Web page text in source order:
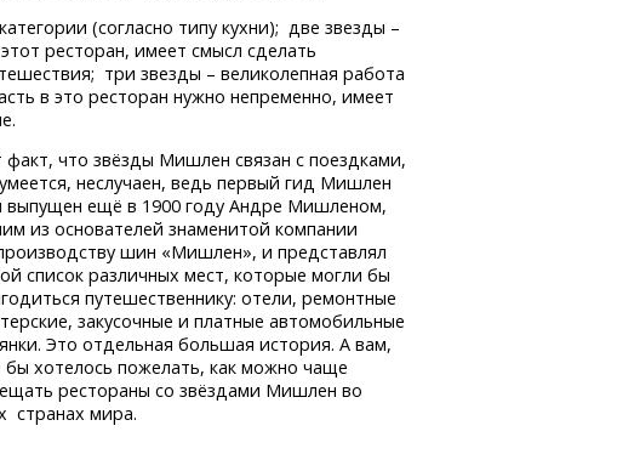
(согласно типу кухни); две звезды –
ресторан, имеет смысл сделать
три звезды – великолепная работа
в это ресторан нужно непременно, имеет
факт, что звёзды Мишлен связан с поездками,
неслучаен, ведь первый гид Мишлен
выпущен ещё в 1900 году Андре Мишленом,
из основателей знаменитой компании
шин «Мишлен», и представлял
список различных мест, которые могли бы
путешественнику: отели, ремонтные
закусочные и платные автомобильные
Это отдельная большая история. А вам,
бы хотелось пожелать, как можно чаще
рестораны со звёздами Мишлен во
странах мира.